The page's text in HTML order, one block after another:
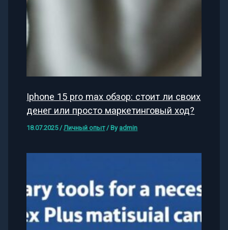
Iphone 15 pro max обзор: стоит ли своих
денег или просто маркетинговый ход?
18.07.2025 /Личный опыт/ By admin